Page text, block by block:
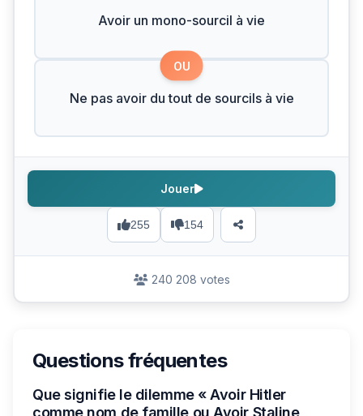
Avoir un mono-sourcil à vie
OU
Ne pas avoir du tout de sourcils à vie
255 154
Jouer
240 208 votes
Questions fréquentes
Que signifie le dilemme « Avoir Hitler
comme nom de famille ou Avoir Staline